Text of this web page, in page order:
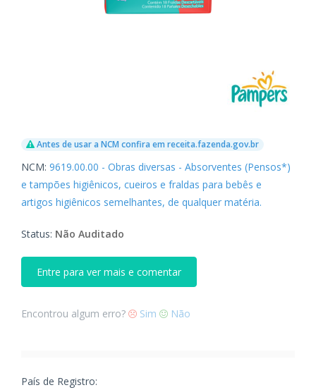
Antes de usar a NCM confira em receita.fazenda.gov.br
NCM: 9619.00.00 - Obras diversas - Absorventes (Pensos*)
e tampões higiênicos, cueiros e fraldas para bebês e
artigos higiênicos semelhantes, de qualquer matéria.
Status: Não Auditado
Entre para ver mais e comentar
Encontrou algum erro? Sim Não
País de Registro: